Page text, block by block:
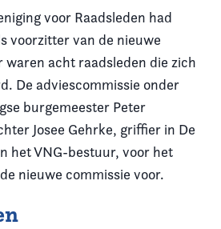
voor Raadsleden had
voorzitter van de nieuwe
waren acht raadsleden die zich
De adviescommissie onder
burgemeester Peter
Josee Gehrke, griffier in De
het VNG-bestuur, voor het
nieuwe commissie voor.